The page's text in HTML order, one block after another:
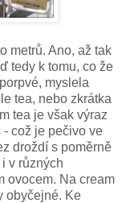
metrů. Ano, až tak
tedy k tomu, co že
myslela
tea, nebo zkrátka
tea je však výraz
což je pečivo ve
droždí s poměrně
v různých
ovocem. Na cream
obyčejné. Ke